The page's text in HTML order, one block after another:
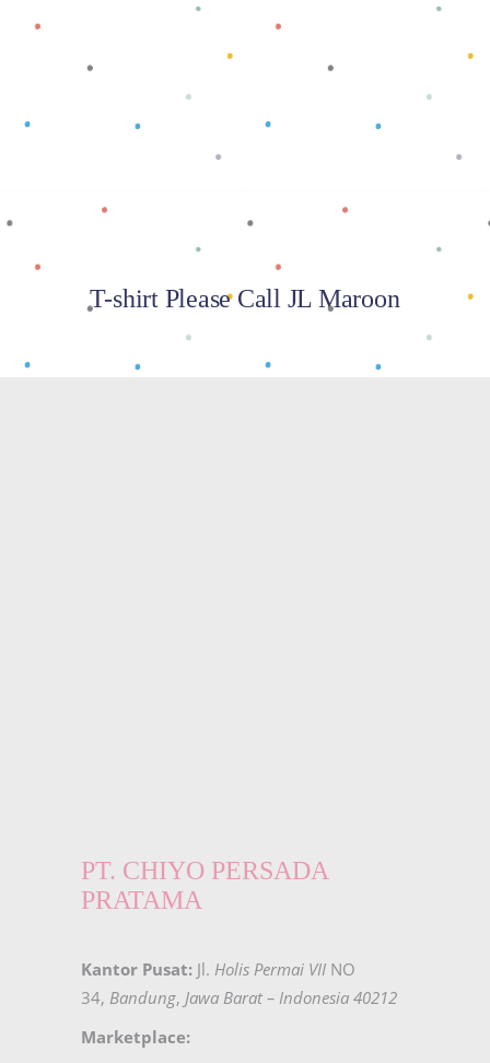
Baca selengkapnya
T-shirt Please Call JL Maroon
PT. CHIYO PERSADA
PRATAMA
Kantor Pusat: Jl. Holis Permai VII NO
34, Bandung, Jawa Barat – Indonesia 40212
Marketplace: